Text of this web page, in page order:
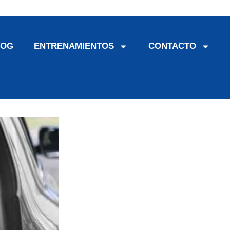
ENTRENAMIENTOS CONTACTO